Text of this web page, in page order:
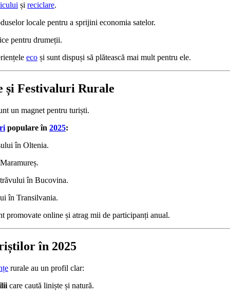
și reciclare.
locale pentru a sprijini economia satelor.
pentru drumeții.
eco și sunt dispuși să plătească mai mult pentru ele.
și Festivaluri Rurale
un magnet pentru turiști.
populare în 2025:
în Oltenia.
în Bucovina.
în Transilvania.
promovate online și atrag mii de participanți anual.
în 2025
rurale au un profil clar:
care caută liniște și natură.